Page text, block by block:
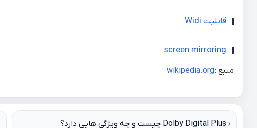
قابلیت Widi
screen mirroring
منبع :wikipedia.org
راهبری
Dolby Digital Plus چیست و چه ویژگی هایی دارد؟